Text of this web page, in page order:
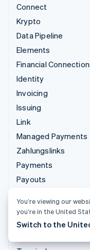
Connect
Krypto
Data Pipeline
Elements
Financial
Identity
Invoicing
Issuing
Link
Managed Payments
Zahlungslinks
Payments
Payouts
Revenue Recognition
Stripe Sigma
You’re viewing our
you’re in the United
Switch to the